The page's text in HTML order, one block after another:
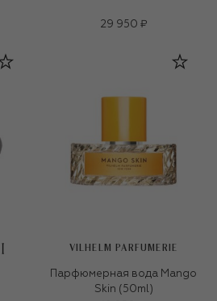
29 950 ₽
VILHELM PARFUMERIE
Парфюмерная вода Mango
Skin (50ml)